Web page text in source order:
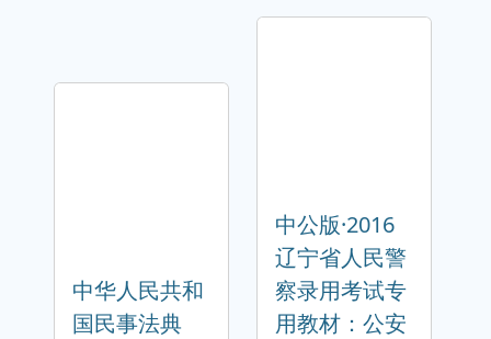
中华人民共和
国民事法典
中公版·2016
辽宁省人民警
察录用考试专
用教材：公安